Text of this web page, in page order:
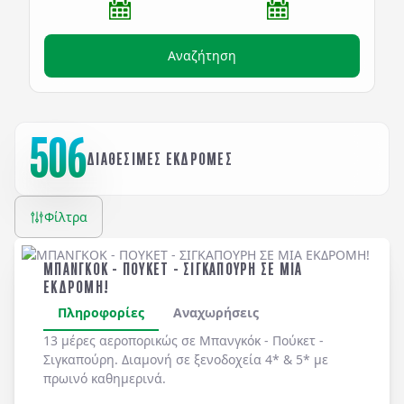
Αναζήτηση
506ΔΙΑΘΕΣΙΜΕΣ ΕΚΔΡΟΜΕΣ
Φίλτρα
ΜΠΑΝΓΚΟΚ - ΠΟΥΚΕΤ - ΣΙΓΚΑΠΟΥΡΗ ΣΕ ΜΙΑ
ΕΚΔΡΟΜΗ!
Πληροφορίες
Αναχωρήσεις
13 μέρες αεροπορικώς σε Μπανγκόκ - Πούκετ -
Σιγκαπούρη. Διαμονή σε ξενοδοχεία 4* & 5* με
πρωινό καθημερινά.